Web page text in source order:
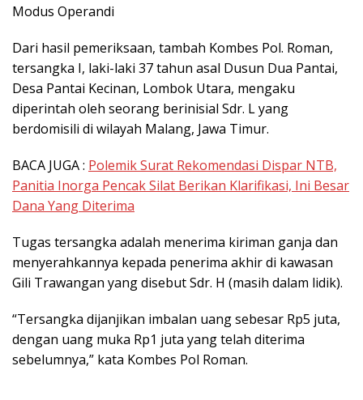
Modus Operandi
Dari hasil pemeriksaan, tambah Kombes Pol. Roman,
tersangka I, laki-laki 37 tahun asal Dusun Dua Pantai,
Desa Pantai Kecinan, Lombok Utara, mengaku
diperintah oleh seorang berinisial Sdr. L yang
berdomisili di wilayah Malang, Jawa Timur.
BACA JUGA : Polemik Surat Rekomendasi Dispar NTB,
Panitia Inorga Pencak Silat Berikan Klarifikasi, Ini Besar
Dana Yang Diterima
Tugas tersangka adalah menerima kiriman ganja dan
menyerahkannya kepada penerima akhir di kawasan
Gili Trawangan yang disebut Sdr. H (masih dalam lidik).
“Tersangka dijanjikan imbalan uang sebesar Rp5 juta,
dengan uang muka Rp1 juta yang telah diterima
sebelumnya,” kata Kombes Pol Roman.